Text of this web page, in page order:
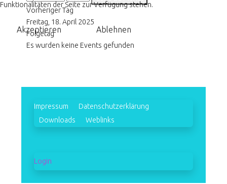
Vorheriger Tag
Freitag, 18. April 2025
Folgetag
Es wurden keine Events gefunden
Impressum
Datenschutzerklärung
Downloads
Weblinks
Login
Funktionalitäten der Seite zur Verfügung stehen.
Akzeptieren Ablehnen